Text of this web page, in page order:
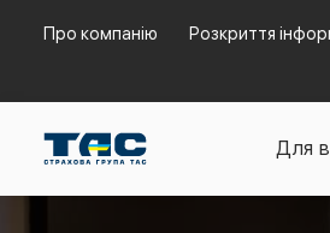
Про компанію Розкриття
Для